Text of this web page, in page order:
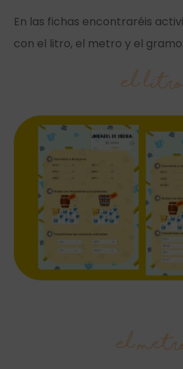
En las fichas encontraréis
con el litro, el metro y el gramo.
El
El